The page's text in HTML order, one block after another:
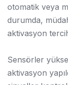
otomatik veya
durumda,
aktivasyon
Sensörler
aktivasyon